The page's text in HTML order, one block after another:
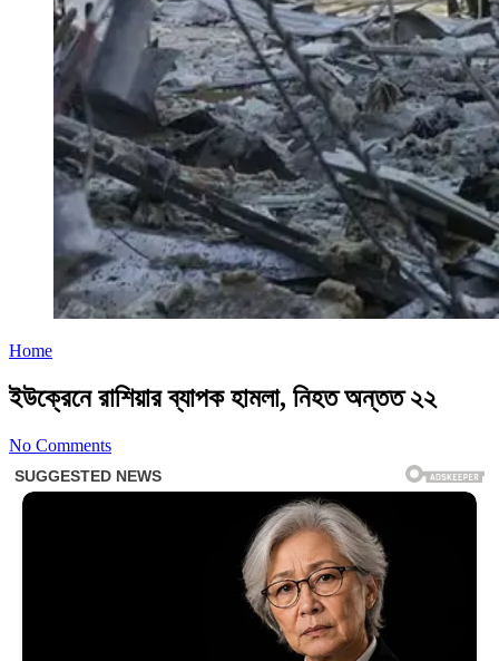
Home
ইউক্রেনে রাশিয়ার ব্যাপক হামলা, নিহত অন্তত ২২
No Comments